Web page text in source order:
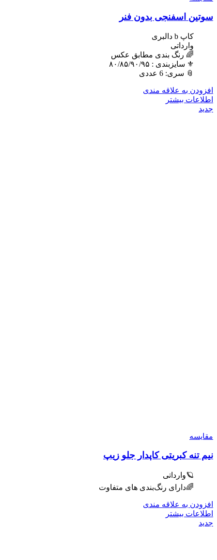
سوتین اسفنجی بدون فنر
کاپ b دالبری
وارداتی
🌈 رنگ بندی مطابق عکس
⚜️ سایزبندی : ٨٠/٨۵/٩٠/٩۵
📎 سری: 6 عددی
افزودن به علاقه مندی
اطلاعات بیشتر
جدید
مقایسه
نیم تنه کبریتی کاپدار جلو زیپ
🪐وارداتی
🌈دارای رنگ‌بندی های متفاوت
افزودن به علاقه مندی
اطلاعات بیشتر
جدید